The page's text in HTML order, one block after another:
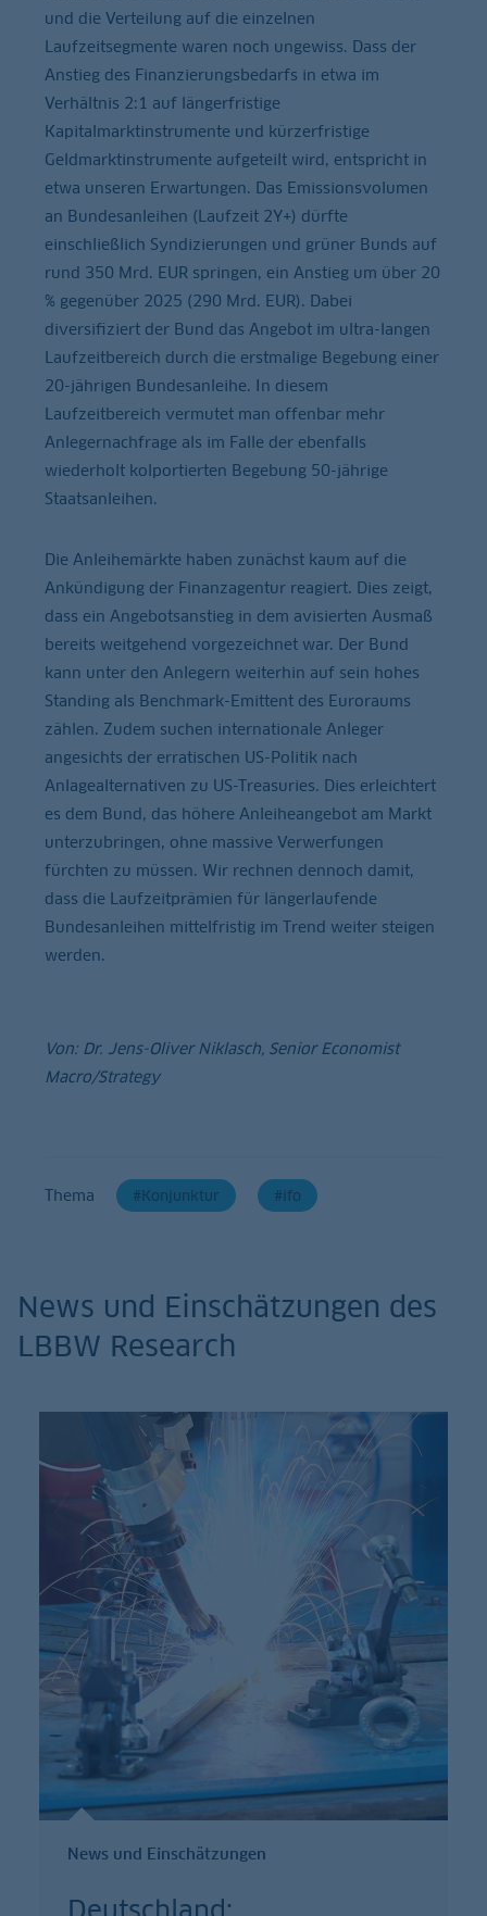
und die Verteilung auf die einzelnen
Laufzeitsegmente waren noch ungewiss. Dass der
Anstieg des Finanzierungsbedarfs in etwa im
Verhältnis 2:1 auf längerfristige
Kapitalmarktinstrumente und kürzerfristige
Geldmarktinstrumente aufgeteilt wird, entspricht in
etwa unseren Erwartungen. Das Emissionsvolumen
an Bundesanleihen (Laufzeit 2Y+) dürfte
einschließlich Syndizierungen und grüner Bunds auf
rund 350 Mrd. EUR springen, ein Anstieg um über 20
% gegenüber 2025 (290 Mrd. EUR). Dabei
diversifiziert der Bund das Angebot im ultra-langen
Laufzeitbereich durch die erstmalige Begebung einer
20-jährigen Bundesanleihe. In diesem
Laufzeitbereich vermutet man offenbar mehr
Anlegernachfrage als im Falle der ebenfalls
wiederholt kolportierten Begebung 50-jährige
Staatsanleihen.
Die Anleihemärkte haben zunächst kaum auf die
Ankündigung der Finanzagentur reagiert. Dies zeigt,
dass ein Angebotsanstieg in dem avisierten Ausmaß
bereits weitgehend vorgezeichnet war. Der Bund
kann unter den Anlegern weiterhin auf sein hohes
Standing als Benchmark-Emittent des Euroraums
zählen. Zudem suchen internationale Anleger
angesichts der erratischen US-Politik nach
Anlagealternativen zu US-Treasuries. Dies erleichtert
es dem Bund, das höhere Anleiheangebot am Markt
unterzubringen, ohne massive Verwerfungen
fürchten zu müssen. Wir rechnen dennoch damit,
dass die Laufzeitprämien für längerlaufende
Bundesanleihen mittelfristig im Trend weiter steigen
werden.
Von: Dr. Jens-Oliver Niklasch, Senior Economist
Macro/Strategy
Thema Konjunktur ifo
News und Einschätzungen des
LBBW Research
News und Einschätzungen